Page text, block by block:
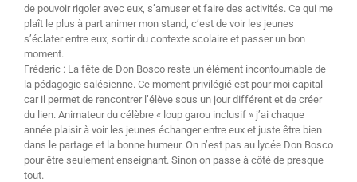
de pouvoir rigoler avec eux, s’amuser et faire des activités. Ce qui me
plaît le plus à part animer mon stand, c’est de voir les jeunes
s’éclater entre eux, sortir du contexte scolaire et passer un bon
moment.
Fréderic : La fête de Don Bosco reste un élément incontournable de
la pédagogie salésienne. Ce moment privilégié est pour moi capital
car il permet de rencontrer l’élève sous un jour différent et de créer
du lien. Animateur du célèbre « loup garou inclusif » j’ai chaque
année plaisir à voir les jeunes échanger entre eux et juste être bien
dans le partage et la bonne humeur. On n’est pas au lycée Don Bosco
pour être seulement enseignant. Sinon on passe à côté de presque
tout.